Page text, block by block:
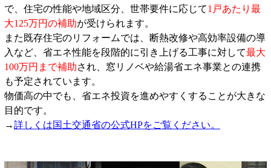
で、住宅の性能や地域区分、世帯要件に応じて1戸あたり最
大125万円の補助が受けられます。
また既存住宅のリフォームでは、断熱改修や高効率設備の導
入など、省エネ性能を段階的に引き上げる工事に対して最大
100万円まで補助され、窓リノベや給湯省エネ事業との連携
も予定されています。
物価高の中でも、省エネ投資を進めやすくすることが大きな
目的です。
→詳しくは国土交通省の公式HPをご覧ください。